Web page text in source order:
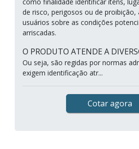
de risco, perigosos ou de proibição,
usuários sobre as condições
arriscadas.
O PRODUTO ATENDE A
Ou seja, são regidas por normas
exigem identificação atr...
Cotar agora